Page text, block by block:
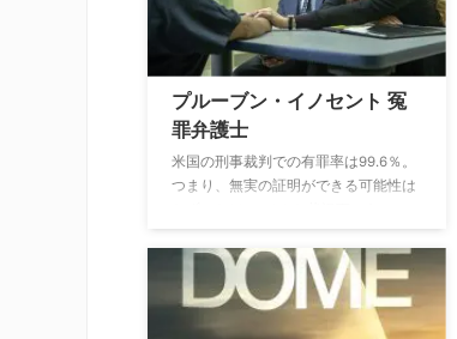
プルーブン・イノセント 冤
罪弁護士
米国の刑事裁判での有罪率は99.6％。
つまり、無実の証明ができる可能性は
女弁護士マデリンが所属する弁護士チ
ームは、不当に有罪判決を受けた人々
のために、危険を顧みず奮闘し続け
る。